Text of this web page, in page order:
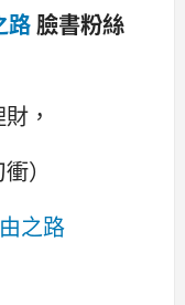
路 臉書粉絲
，
）
之路